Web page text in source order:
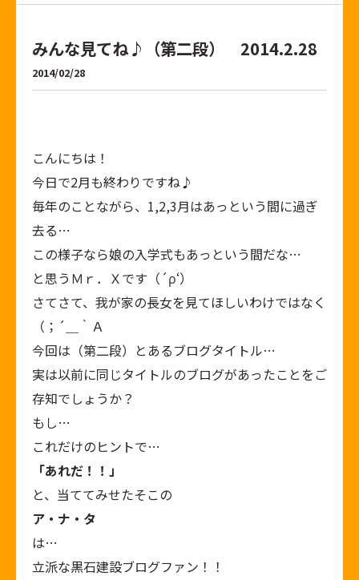
みんな見てね♪（第二段） 2014.2.28
2014/02/28
こんにちは！
今日で2月も終わりですね♪
毎年のことながら、1,2,3月はあっという間に過ぎ
去る…
この様子なら娘の入学式もあっという間だな…
と思うＭｒ．Ｘです（´ρ‘）
さてさて、我が家の長女を見てほしいわけではなく
（；´＿｀Ａ
今回は（第二段）とあるブログタイトル…
実は以前に同じタイトルのブログがあったことをご
存知でしょうか？
もし…
これだけのヒントで…
「あれだ！！」
と、当ててみせたそこの
ア・ナ・タ
は…
立派な黒石建設ブログファン！！